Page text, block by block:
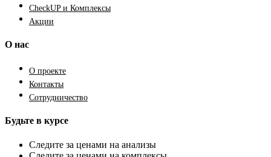
CheckUP и Комплексы
Акции
О нас
О проекте
Контакты
Сотрудничество
Будьте в курсе
Следите за ценами на анализы